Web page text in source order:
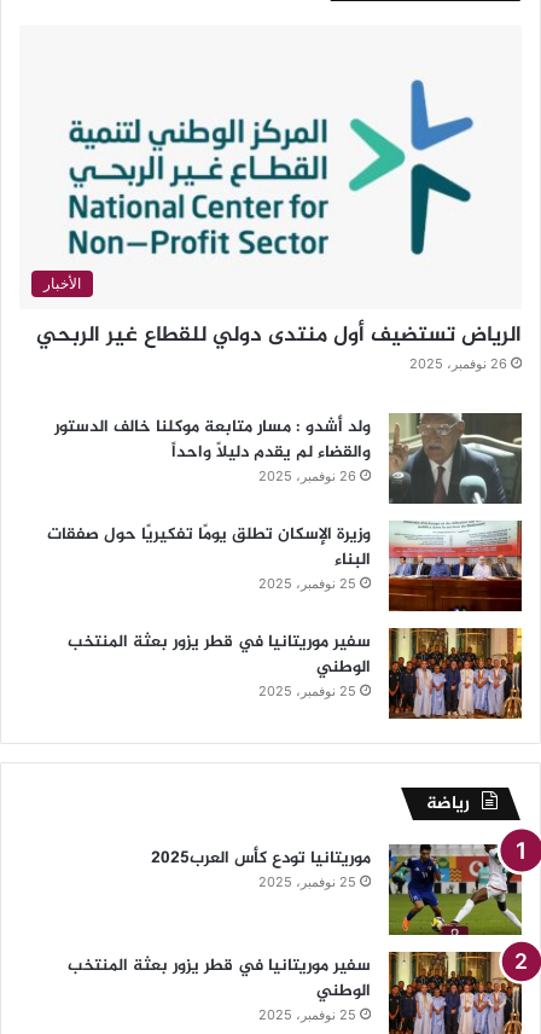
الأخبار
الرياض تستضيف أول منتدى دولي للقطاع غير الربحي
26 نوفمبر، 2025
ولد أشدو : مسار متابعة موكلنا خالف الدستور
والقضاء لم يقدم دليلاً واحداً
26 نوفمبر، 2025
وزيرة الإسكان تطلق يومًا تفكيريًا حول صفقات
البناء
25 نوفمبر، 2025
سفير موريتانيا في قطر يزور بعثة المنتخب
الوطني
25 نوفمبر، 2025
رياضة
موريتانيا تودع كأس العرب2025
25 نوفمبر، 2025
سفير موريتانيا في قطر يزور بعثة المنتخب
الوطني
25 نوفمبر، 2025